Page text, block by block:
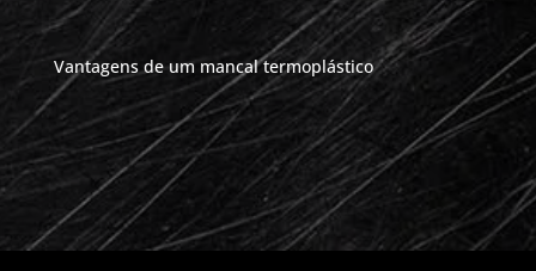
Vantagens de um mancal termoplástico